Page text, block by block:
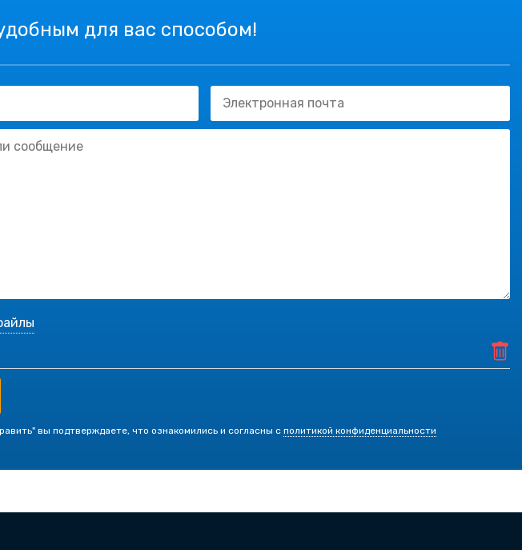
для вас способом!
вы подтверждаете, что ознакомились и согласны с политикой конфиденциальности